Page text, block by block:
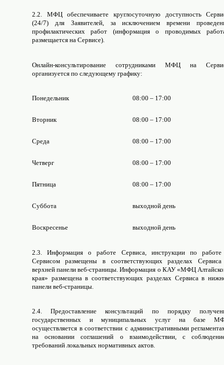
2.2. МФЦ обеспечиваете круглосуточную доступность
(24/7) для Заявителей, за исключением времени
профилактических работ (информация о проводимых
размещается на Сервисе).
Онлайн-консультирование сотрудниками МФЦ на
организуется по следующему графику:
Понедельник 08:00 – 17:00
Вторник 08:00 – 17:00
Среда 08:00 – 17:00
Четверг 08:00 – 17:00
Пятница 08:00 – 17:00
Суббота выходной день
Воскресенье выходной день
2.3. Информация о работе Сервиса, инструкции по
Сервисом размещены в соответствующих разделах
верхней панели веб-страницы.Информация о КАУ «МФЦ
края» размещена в соответствующих разделах Сервиса в
панели веб-страницы.
2.4. Предоставление консультаций по порядку
государственных и муниципальных услуг на базе
осуществляется в соответствии с административными
на основании соглашений о взаимодействии, с
требований локальных нормативных актов.